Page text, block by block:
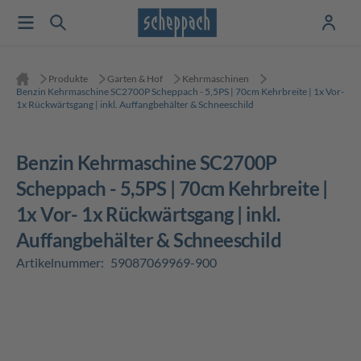
Produkte Garten & Hof
Kehrmaschinen
Benzin Kehrmaschine SC2700P Scheppach - 5,5PS | 70cm Kehrbreite | 1x Vor-
1x Rückwärtsgang | inkl. Auffangbehälter & Schneeschild
Benzin Kehrmaschine SC2700P
Scheppach - 5,5PS | 70cm Kehrbreite |
1x Vor- 1x Rückwärtsgang | inkl.
Auffangbehälter & Schneeschild
Artikelnummer: 59087069969-900